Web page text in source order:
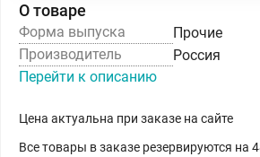
О товаре
Форма выпуска
Прочие
Производитель
Россия
Перейти к описанию
Цена актуальна при заказе на сайте
Все товары в заказе резервируются на